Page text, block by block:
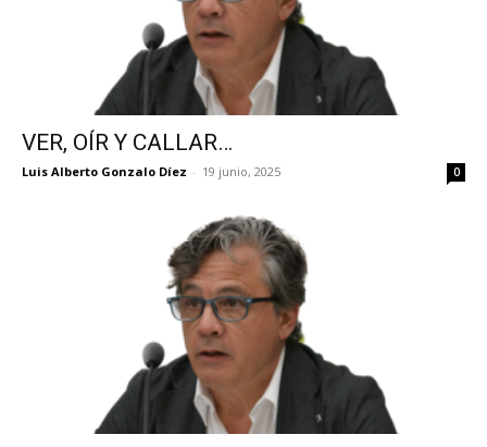
VER, OÍR Y CALLAR…
Luis Alberto Gonzalo Díez - 19 junio, 2025 0